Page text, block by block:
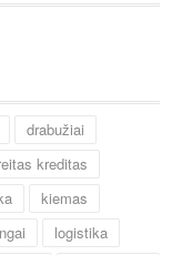
drabužiai
kreditas
kiemas
logistika